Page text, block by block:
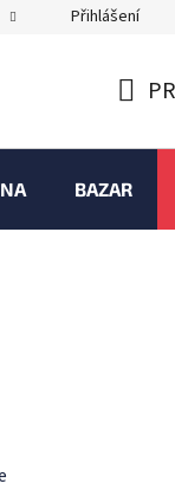
Přihlášení
KOŠÍK
BAZAR